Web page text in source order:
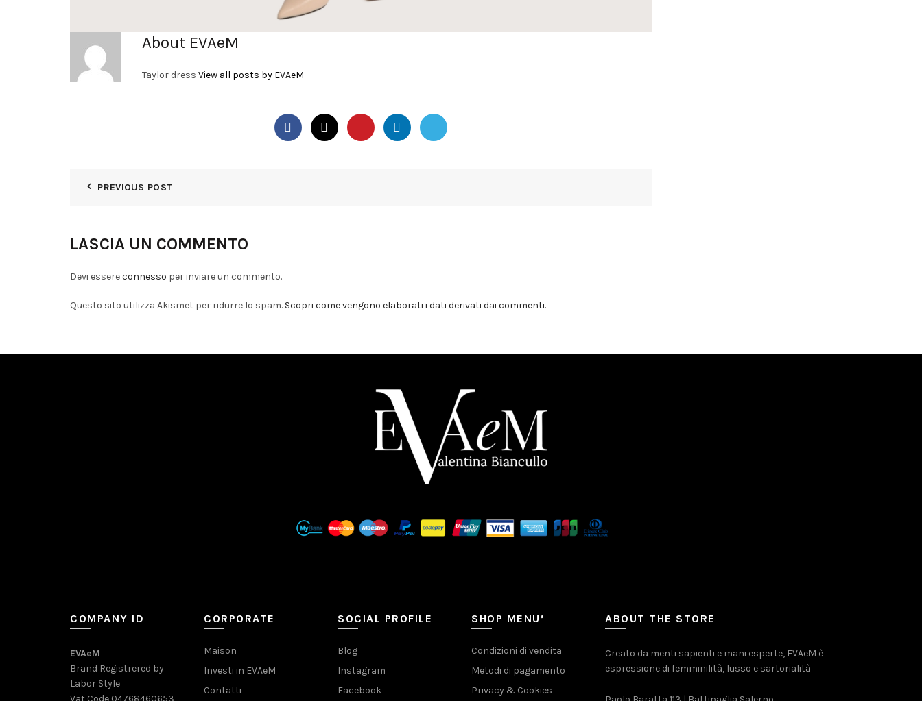
About EVAeM
Taylor dress View all posts by EVAeM
PREVIOUS POST
LASCIA UN COMMENTO
Devi essereconnesso per inviare un commento.
Questo sito utilizza Akismet per ridurre lo spam. Scopri come vengono elaborati i dati derivati dai commenti.
COMPANY ID
EVAeM
Brand Registrered by
Labor Style
CORPORATE
Maison
Investi in EVAeM
Contatti
SOCIAL PROFILE
Blog
Instagram
Facebook
SHOP MENU’
Condizioni di vendita
Metodi di pagamento
Privacy & Cookies
ABOUT THE STORE
Creato da menti sapienti e mani esperte, EVAeM è
espressione di femminilità, lusso e sartorialità